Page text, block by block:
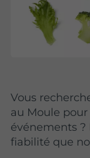
Vous
au Moule
événements ?
fiabilité que